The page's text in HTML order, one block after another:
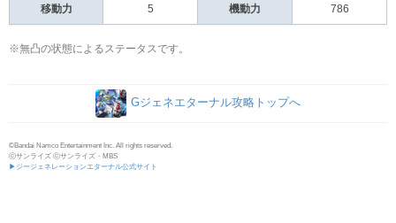
移動力 5 機動力 786
※無凸の状態によるステータスです。
Gジェネエターナル攻略トップへ
©Bandai Namco Entertainment Inc. All rights reserved.
ⓒサンライズ ⓒサンライズ・MBS
▶ジージェネレーションエターナル公式サイト